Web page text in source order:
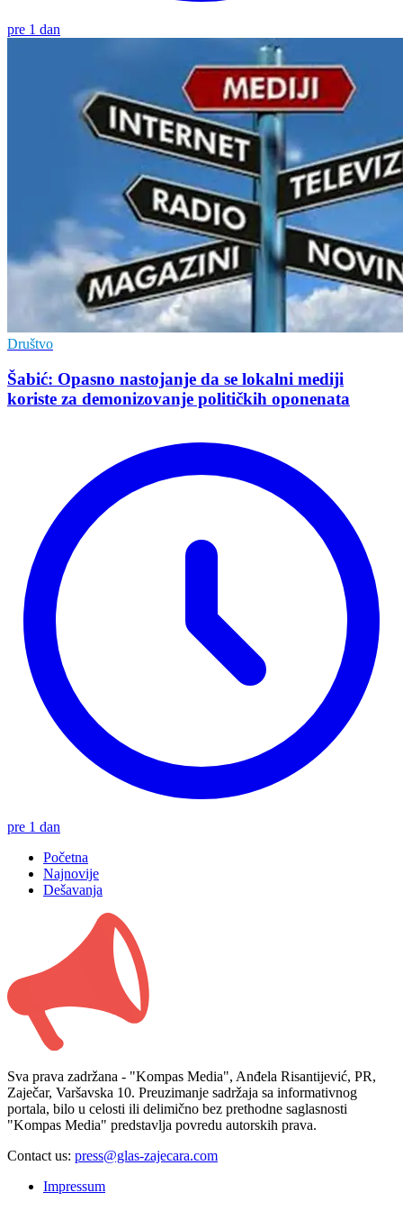
pre 1 dan
Društvo
Šabić: Opasno nastojanje da se lokalni mediji
koriste za demonizovanje političkih oponenata
pre 1 dan
Početna
Najnovije
Dešavanja
Sva prava zadržana - "Kompas Media", Anđela Risantijević, PR,
Zaječar, Varšavska 10. Preuzimanje sadržaja sa informativnog
portala, bilo u celosti ili delimično bez prethodne saglasnosti
"Kompas Media" predstavlja povredu autorskih prava.
Contact us: press@glas-zajecara.com
Impressum